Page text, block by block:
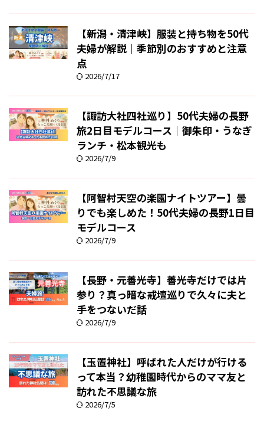
【新潟・清津峡】服装と持ち物を50代
夫婦が解説｜季節別のおすすめと注意
点
2026/7/17
【諏訪大社四社巡り】50代夫婦の長野
旅2日目モデルコース｜御朱印・うなぎ
ランチ・松本観光も
2026/7/9
【阿智村天空の楽園ナイトツアー】曇
りでも楽しめた！50代夫婦の長野1日目
モデルコース
2026/7/9
【長野・元善光寺】善光寺だけでは片
参り？真っ暗な戒壇巡りで久々に夫と
手をつないだ話
2026/7/9
【玉置神社】呼ばれた人だけが行ける
って本当？幼稚園時代からのママ友と
訪れた不思議な旅
2026/7/5